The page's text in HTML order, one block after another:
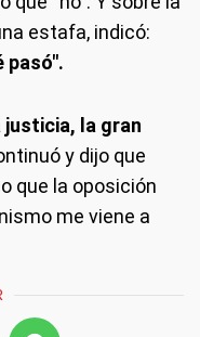
estafa, indicó:
pasó".
justicia, la gran
y dijo que
que la oposición
me viene a